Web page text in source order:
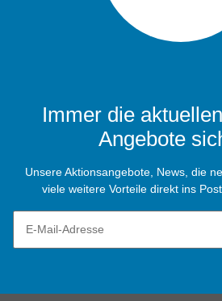
Immer die
Angebote
Unsere Aktionsangebote, News, die
viele weitere Vorteile direkt ins